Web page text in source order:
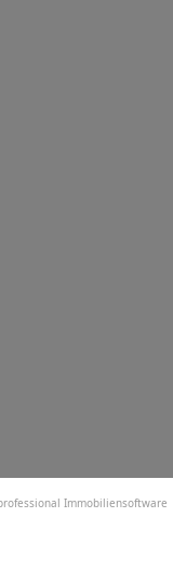
Immobiliensoftware